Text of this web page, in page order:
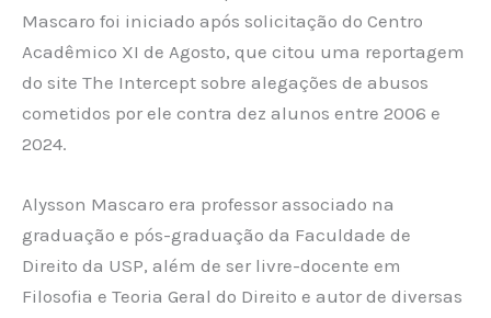
Mascaro foi iniciado após solicitação do Centro
Acadêmico XI de Agosto, que citou uma reportagem
do site The Intercept sobre alegações de abusos
cometidos por ele contra dez alunos entre 2006 e
2024.
Alysson Mascaro era professor associado na
graduação e pós-graduação da Faculdade de
Direito da USP, além de ser livre-docente em
Filosofia e Teoria Geral do Direito e autor de diversas